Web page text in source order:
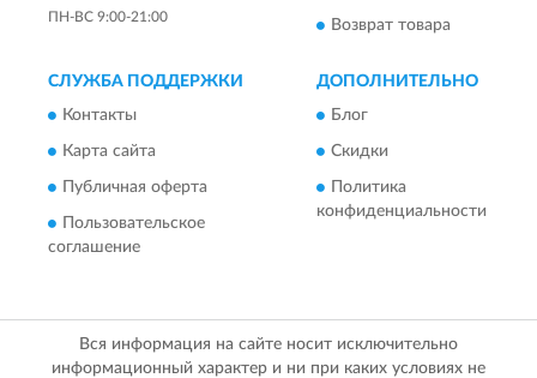
ПН-ВС 9:00-21:00 Возврат товара
СЛУЖБА ПОДДЕРЖКИ
Контакты
Карта сайта
Публичная оферта
Пользовательское
соглашение
ДОПОЛНИТЕЛЬНО
Блог
Скидки
Политика
конфиденциальности
Вся информация на сайте носит исключительно
информационный характер и ни при каких условиях не